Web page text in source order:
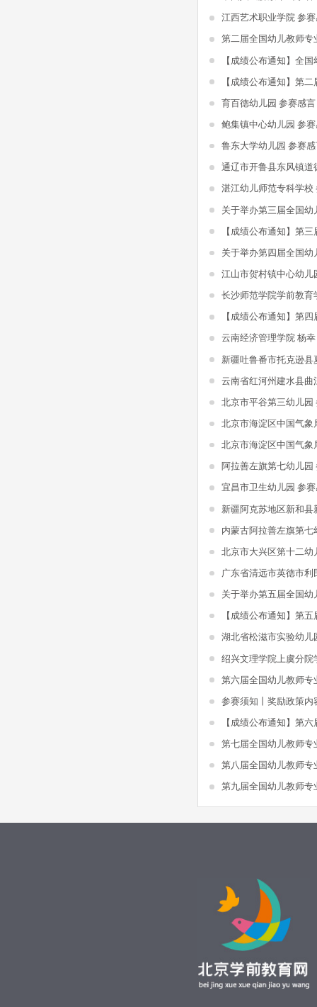
江西艺术职业学院 参
第二届全国幼儿教师专
育百德幼儿园 参赛感言
鲍集镇中心幼儿园 参
鲁东大学幼儿园 参赛
湛江幼儿师范专科学校
江山市贺村镇中心幼儿
长沙师范学院学前教育
云南经济管理学院 杨
北京市平谷第三幼儿园
北京市海淀区中国气象
北京市海淀区中国气象
阿拉善左旗第七幼儿园
宜昌市卫生幼儿园 参
内蒙古阿拉善左旗第七
北京市大兴区第十二幼
湖北省松滋市实验幼儿
第六届全国幼儿教师专
参赛须知丨奖励政策内
第七届全国幼儿教师专
第八届全国幼儿教师专
第九届全国幼儿教师专